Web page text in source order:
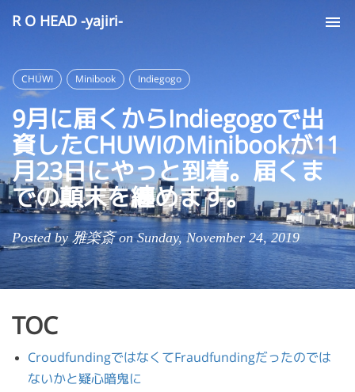
R O HEAD -yajiri-
CHUWI Minibook Indiegogo
9月に届くからIndiegogoで出
資したCHUWIのMinibookが11
月23日にやっと到着。届くま
での顛末を纏めます。
Posted by 雅楽斎 on Sunday, November 24, 2019
TOC
CroudfundingではなくてFraudfundingだったのでは
ないかと疑心暗鬼に